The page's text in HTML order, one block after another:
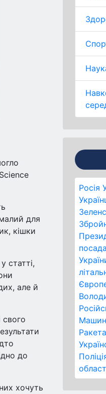
Росія
для
кішки
статті,
але й
до
хочуть